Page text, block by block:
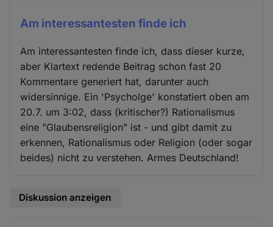
Am interessantesten finde ich
Am interessantesten finde ich, dass dieser kurze,
aber Klartext redende Beitrag schon fast 20
Kommentare generiert hat, darunter auch
widersinnige. Ein 'Psycholge' konstatiert oben am
20.7. um 3:02, dass (kritischer?) Rationalismus
eine "Glaubensreligion" ist - und gibt damit zu
erkennen, Rationalismus oder Religion (oder sogar
beides) nicht zu verstehen. Armes Deutschland!
Diskussion anzeigen